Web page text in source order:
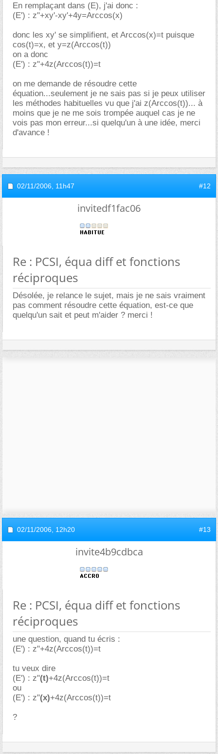
En remplaçant dans (E), j'ai donc :
(E') : z"+xy'-xy'+4y=Arccos(x)
donc les xy' se simplifient, et Arccos(x)=t puisque
cos(t)=x, et y=z(Arccos(t))
on a donc
(E') : z"+4z(Arccos(t))=t
on me demande de résoudre cette
équation...seulement je ne sais pas si je peux utiliser
les méthodes habituelles vu que j'ai z(Arccos(t))... à
moins que je ne me sois trompée auquel cas je ne
vois pas mon erreur...si quelqu'un à une idée, merci
d'avance !
02/11/2006, 11h47 #12
invitedf1fac06
Re : PCSI, équa diff et fonctions
réciproques
Désolée, je relance le sujet, mais je ne sais vraiment
pas comment résoudre cette équation, est-ce que
quelqu'un sait et peut m'aider ? merci !
02/11/2006, 12h20 #13
invite4b9cdbca
Re : PCSI, équa diff et fonctions
réciproques
une question, quand tu écris :
(E') : z"+4z(Arccos(t))=t
tu veux dire
(E') : z"(t)+4z(Arccos(t))=t
ou
(E') : z"(x)+4z(Arccos(t))=t
?